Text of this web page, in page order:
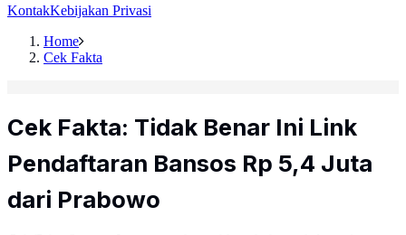
KontakKebijakan Privasi
Home
Cek Fakta
Cek Fakta: Tidak Benar Ini Link
Pendaftaran Bansos Rp 5,4 Juta
dari Prabowo